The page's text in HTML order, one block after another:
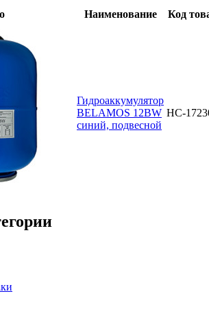
Наименование Код
Гидроаккумулятор
BELAMOS 12BW
синий, подвесной
НС-